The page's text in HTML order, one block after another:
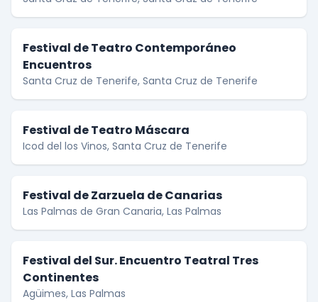
Festival de Teatro Contemporáneo
Encuentros
Santa Cruz de Tenerife, Santa Cruz de Tenerife
Festival de Teatro Máscara
Icod del los Vinos, Santa Cruz de Tenerife
Festival de Zarzuela de Canarias
Las Palmas de Gran Canaria, Las Palmas
Festival del Sur. Encuentro Teatral Tres
Continentes
Agüimes, Las Palmas